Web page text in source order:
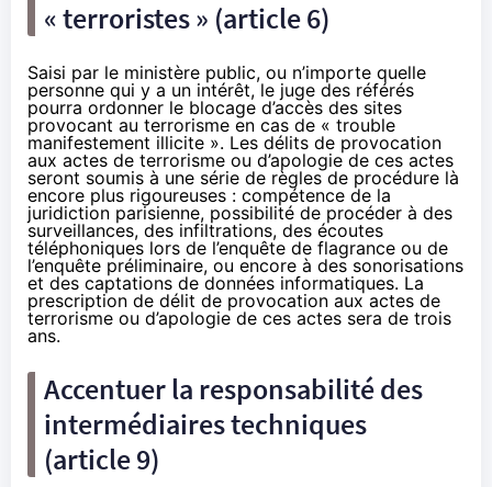
« terroristes » (article 6)
Saisi par le ministère public, ou n’importe quelle
personne qui y a un intérêt, le juge des référés
pourra ordonner le blocage d’accès des sites
provocant au terrorisme en cas de « trouble
manifestement illicite ». Les délits de provocation
aux actes de terrorisme ou d’apologie de ces actes
seront soumis à une série de règles de procédure là
encore plus rigoureuses : compétence de la
juridiction parisienne, possibilité de procéder à des
surveillances, des infiltrations, des écoutes
téléphoniques lors de l’enquête de flagrance ou de
l’enquête préliminaire, ou encore à des sonorisations
et des captations de données informatiques. La
prescription de délit de provocation aux actes de
terrorisme ou d’apologie de ces actes sera de trois
ans.
Accentuer la responsabilité des
intermédiaires techniques
(article 9)